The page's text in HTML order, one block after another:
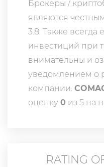
Брокеры /
являются
3.8. Также всегда
инвестиций при
внимательны и
уведомлением о
компании.
оценку 0 из 5 на
RATING